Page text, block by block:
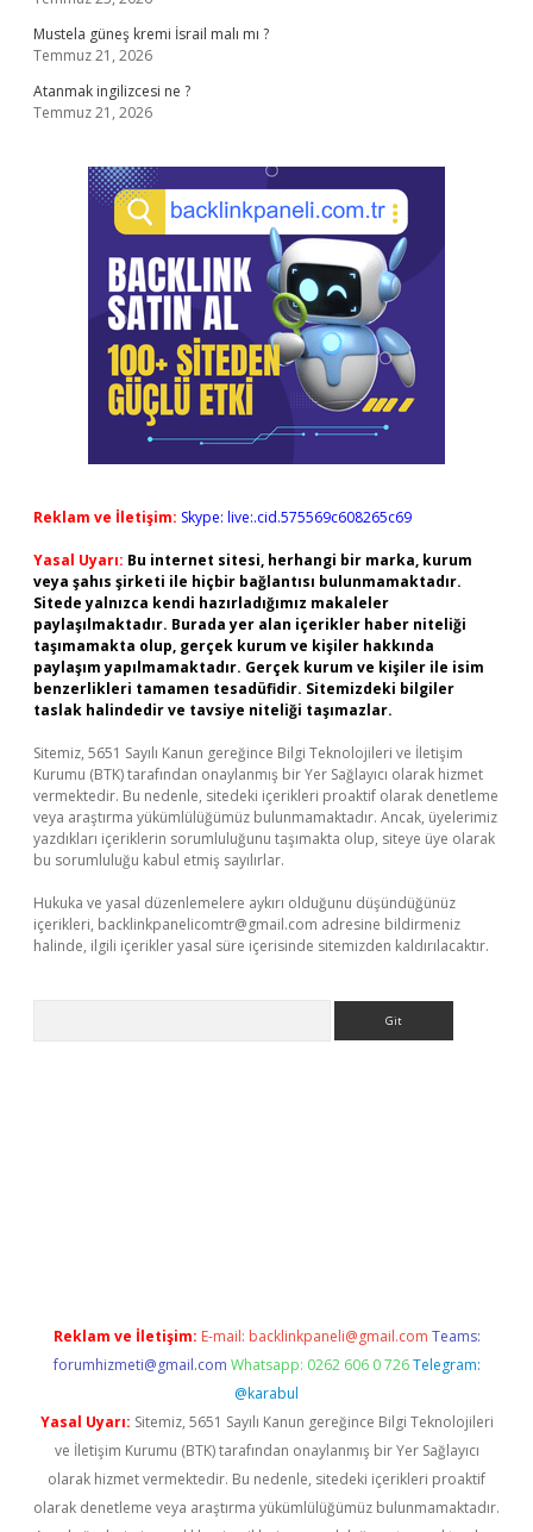
Mustela güneş kremi İsrail malı mı ?
Temmuz 21, 2026
Atanmak ingilizcesi ne ?
Temmuz 21, 2026
Reklam ve İletişim: Skype: live:.cid.575569c608265c69
Yasal Uyarı: Bu internet sitesi, herhangi bir marka, kurum
veya şahıs şirketi ile hiçbir bağlantısı bulunmamaktadır.
Sitede yalnızca kendi hazırladığımız makaleler
paylaşılmaktadır. Burada yer alan içerikler haber niteliği
taşımamakta olup, gerçek kurum ve kişiler hakkında
paylaşım yapılmamaktadır. Gerçek kurum ve kişiler ile isim
benzerlikleri tamamen tesadüfidir. Sitemizdeki bilgiler
taslak halindedir ve tavsiye niteliği taşımazlar.
Sitemiz, 5651 Sayılı Kanun gereğince Bilgi Teknolojileri ve İletişim
Kurumu (BTK) tarafından onaylanmış bir Yer Sağlayıcı olarak hizmet
vermektedir. Bu nedenle, sitedeki içerikleri proaktif olarak denetleme
veya araştırma yükümlülüğümüz bulunmamaktadır. Ancak, üyelerimiz
yazdıkları içeriklerin sorumluluğunu taşımakta olup, siteye üye olarak
bu sorumluluğu kabul etmiş sayılırlar.
Hukuka ve yasal düzenlemelere aykırı olduğunu düşündüğünüz
içerikleri, backlinkpanelicomtr@gmail.com adresine bildirmeniz
halinde, ilgili içerikler yasal süre içerisinde sitemizden kaldırılacaktır.
Reklam ve İletişim: E-mail: backlinkpaneli@gmail.com Teams:
forumhizmeti@gmail.com Whatsapp: 0262 606 0 726 Telegram:
@karabul
Yasal Uyarı: Sitemiz, 5651 Sayılı Kanun gereğince Bilgi Teknolojileri
ve İletişim Kurumu (BTK) tarafından onaylanmış bir Yer Sağlayıcı
olarak hizmet vermektedir. Bu nedenle, sitedeki içerikleri proaktif
olarak denetleme veya araştırma yükümlülüğümüz bulunmamaktadır.